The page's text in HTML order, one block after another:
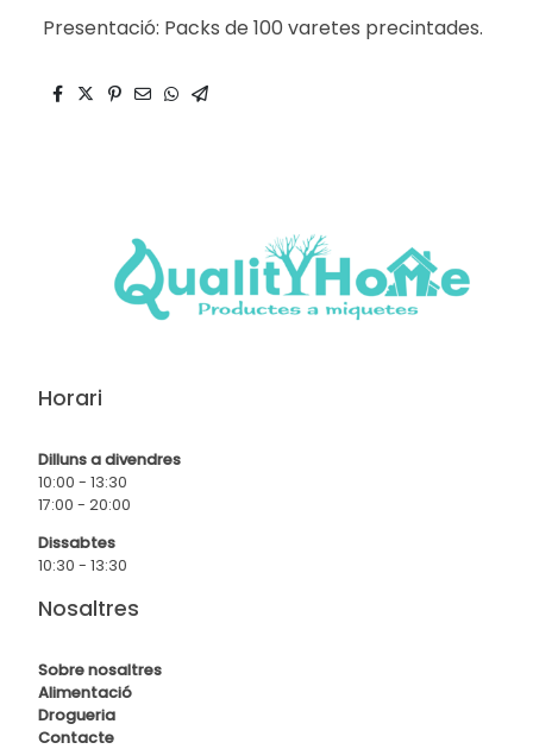
Presentació: Packs de 100 varetes precintades.
Horari
Dilluns a divendres
10:00 - 13:30
17:00 - 20:00
Dissabtes
10:30 - 13:30
Nosaltres
Sobre nosaltres
Alimentació
Drogueria
Contacte